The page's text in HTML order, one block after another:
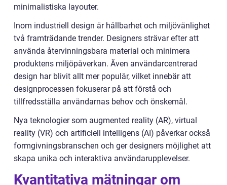
minimalistiska layouter.
Inom industriell design är hållbarhet och miljövänlighet
två framträdande trender. Designers strävar efter att
använda återvinningsbara material och minimera
produktens miljöpåverkan. Även användarcentrerad
design har blivit allt mer populär, vilket innebär att
designprocessen fokuserar på att förstå och
tillfredsställa användarnas behov och önskemål.
Nya teknologier som augmented reality (AR), virtual
reality (VR) och artificiell intelligens (AI) påverkar också
formgivningsbranschen och ger designers möjlighet att
skapa unika och interaktiva användarupplevelser.
Kvantitativa mätningar om